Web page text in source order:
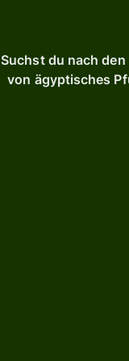
Suchst du nach
von ägyptisches